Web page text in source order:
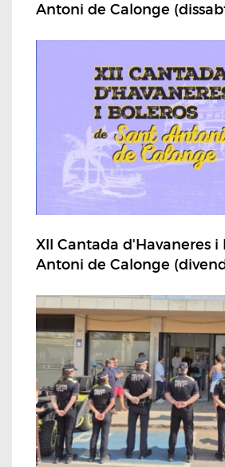
Antoni de Calonge
XII Cantada d'Havaneres i
Antoni de Calonge